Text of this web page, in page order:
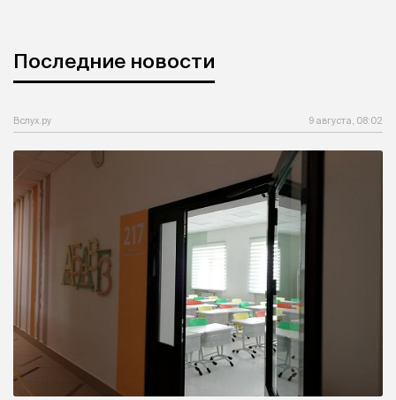
Последние новости
Вслух.ру 9 августа, 08:02